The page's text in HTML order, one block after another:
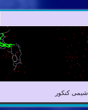
شیمی کنکور